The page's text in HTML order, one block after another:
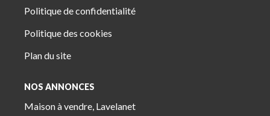
Politique de confidentialité
Politique des cookies
Plan du site
NOS ANNONCES
Maison à vendre, Lavelanet